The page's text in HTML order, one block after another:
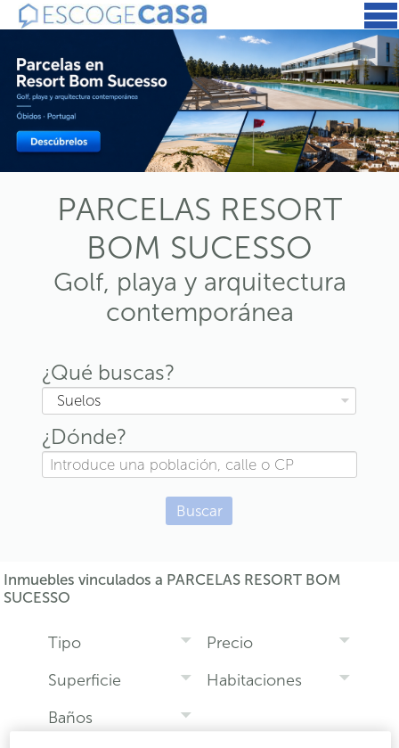
PARCELAS RESORT
BOM SUCESSO
Golf, playa y arquitectura
contemporánea
¿Qué buscas?
Suelos
¿Dónde?
Buscar
Inmuebles vinculados a PARCELAS RESORT BOM
SUCESSO
Tipo
Precio
Superficie
Habitaciones
Baños